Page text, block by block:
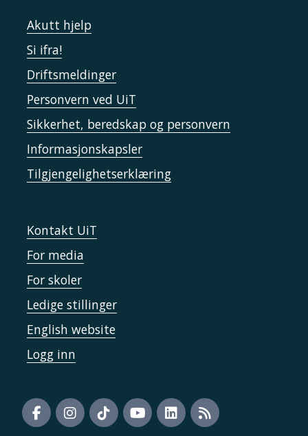
Akutt hjelp
Si ifra!
Driftsmeldinger
Personvern ved UiT
Sikkerhet, beredskap og personvern
Informasjonskapsler
Tilgjengelighetserklæring
Kontakt UiT
For media
For skoler
Ledige stillinger
English website
Logg inn